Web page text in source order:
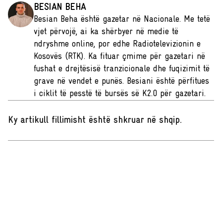
BESIAN BEHA
Besian Beha është gazetar në Nacionale. Me tetë
vjet përvojë, ai ka shërbyer në medie të
ndryshme online, por edhe Radiotelevizionin e
Kosovës (RTK). Ka fituar çmime për gazetari në
fushat e drejtësisë tranzicionale dhe fuqizimit të
grave në vendet e punës. Besiani është përfitues
i ciklit të pesstë të bursës së K2.0 për gazetari.
Ky artikull fillimisht është shkruar në shqip.